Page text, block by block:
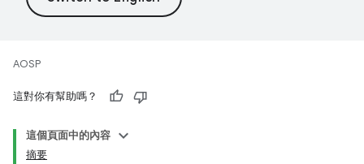
AOSP
這對你有幫助嗎？
這個頁面中的內容
摘要